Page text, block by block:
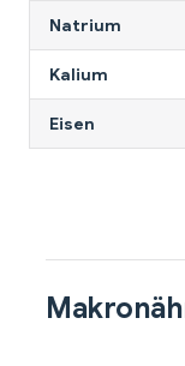
Natrium
Kalium
Eisen